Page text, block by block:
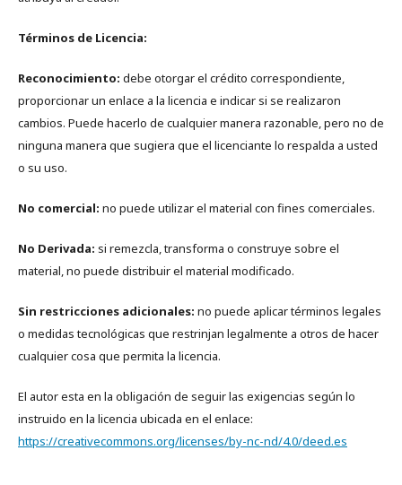
Términos de Licencia:
Reconocimiento: debe otorgar el crédito correspondiente,
proporcionar un enlace a la licencia e indicar si se realizaron
cambios. Puede hacerlo de cualquier manera razonable, pero no de
ninguna manera que sugiera que el licenciante lo respalda a usted
o su uso.
No comercial: no puede utilizar el material con fines comerciales.
No Derivada: si remezcla, transforma o construye sobre el
material, no puede distribuir el material modificado.
Sin restricciones adicionales: no puede aplicar términos legales
o medidas tecnológicas que restrinjan legalmente a otros de hacer
cualquier cosa que permita la licencia.
El autor esta en la obligación de seguir las exigencias según lo
instruido en la licencia ubicada en el enlace:
https://creativecommons.org/licenses/by-nc-nd/4.0/deed.es